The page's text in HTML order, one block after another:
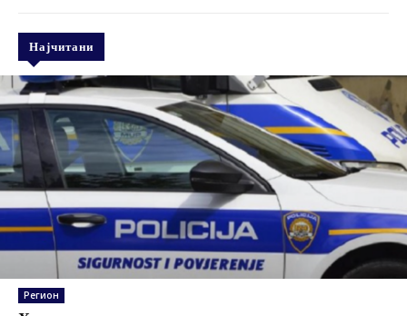
Најчитани
Регион